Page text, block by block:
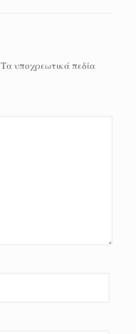
Τα υποχρεωτικά πεδία